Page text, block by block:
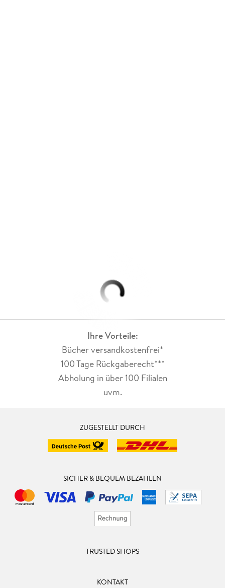
Ihre Vorteile:
Bücher versandkostenfrei*
100 Tage Rückgaberecht***
Abholung in über 100 Filialen
uvm.
ZUGESTELLT DURCH
SICHER & BEQUEM BEZAHLEN
TRUSTED SHOPS
KONTAKT